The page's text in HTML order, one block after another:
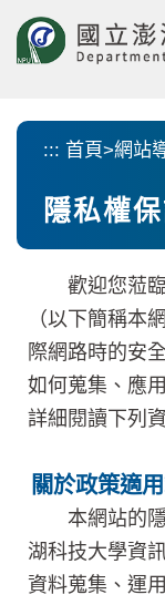
::: 首頁>網站
隱私權
歡迎您蒞臨
（以下簡稱本
際網路時的安
如何蒐集、應
詳細閱讀下列
關於政策適
本網站的隱
湖科技大學資
資料蒐集、運